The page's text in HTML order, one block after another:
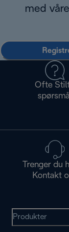
med
Ofte
Trenger du
Kontakt
Produkter